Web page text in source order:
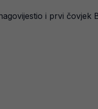
i prvi čovjek